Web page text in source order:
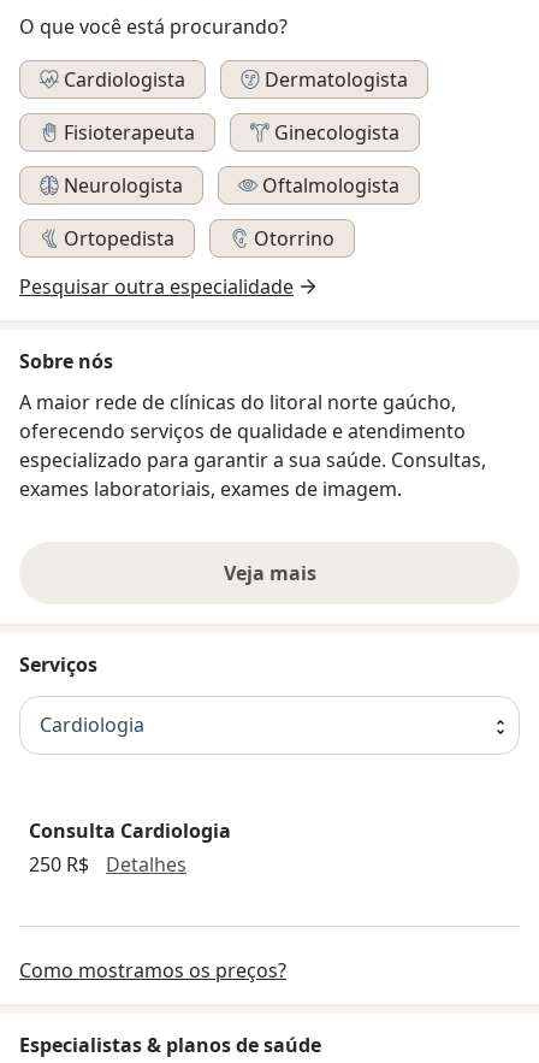
O que você está procurando?
Cardiologista
Dermatologista
Fisioterapeuta
Ginecologista
Neurologista
Oftalmologista
Ortopedista
Otorrino
Pesquisar outra especialidade
Sobre nós
A maior rede de clínicas do litoral norte gaúcho,
oferecendo serviços de qualidade e atendimento
especializado para garantir a sua saúde. Consultas,
exames laboratoriais, exames de imagem.
Veja mais
Serviços
Cardiologia
Consulta Cardiologia
250 R$
Detalhes
Como mostramos os preços?
Especialistas & planos de saúde